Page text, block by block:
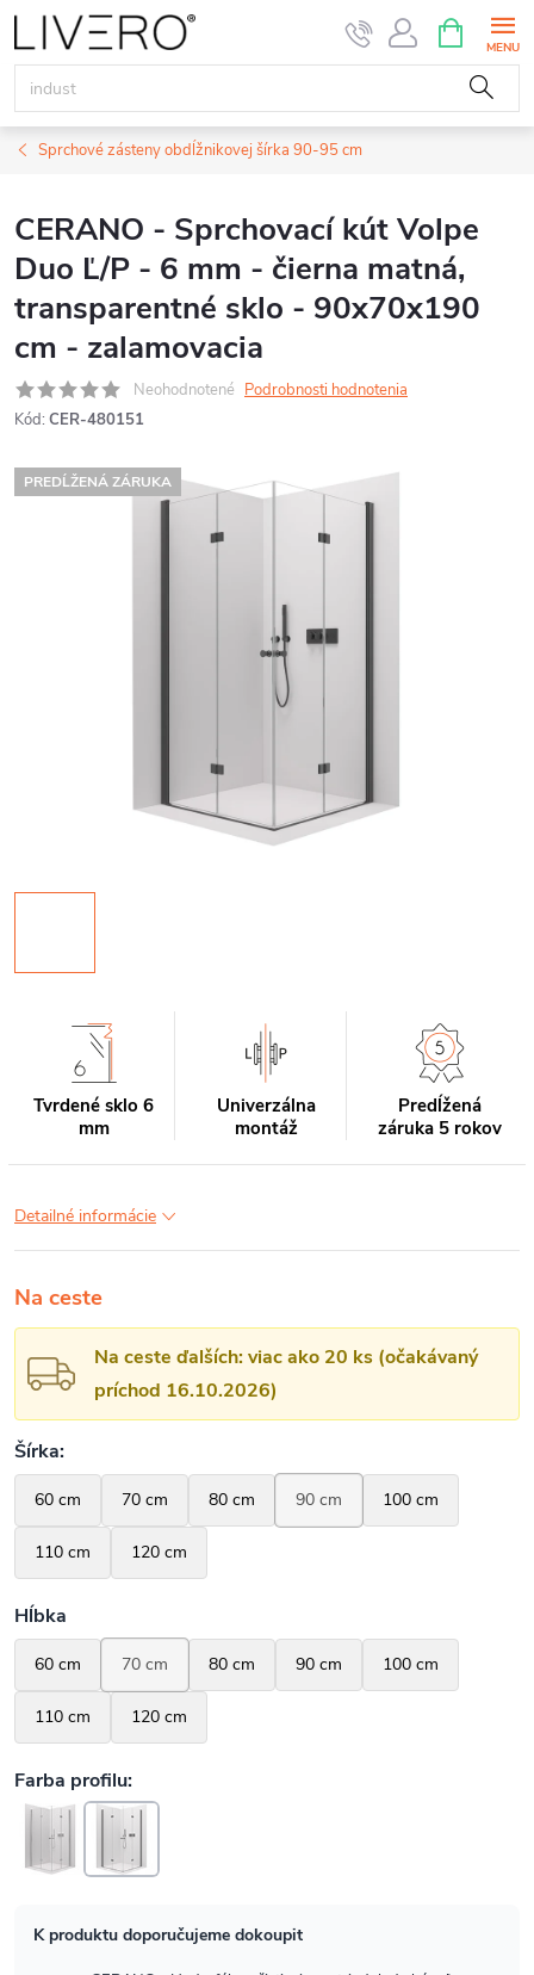
Prejsť
na
obsah
KOŠÍK
Sprchové zásteny obdĺžnikovej šírka 90-95 cm
CERANO - Sprchovací kút Volpe
Duo Ľ/P - 6 mm - čierna matná,
transparentné sklo - 90x70x190
cm - zalamovacia
Neohodnotené Podrobnosti hodnotenia
Kód: CER-480151
PREDĹŽENÁ ZÁRUKA
Tvrdené sklo 6
mm
Univerzálna
montáž
Predĺžená
záruka 5 rokov
Detailné informácie
Na ceste
Na ceste ďalších: viac ako 20 ks (očakávaný
príchod 16.10.2026)